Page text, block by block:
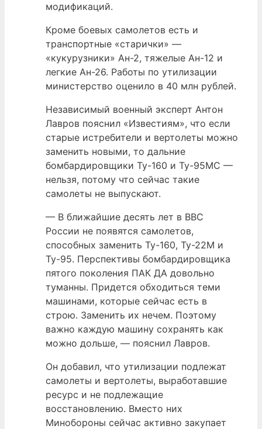
модификаций.
Кроме боевых самолетов есть и
транспортные «старички» —
«кукурузники» Ан-2, тяжелые Ан-12 и
легкие Ан-26. Работы по утилизации
министерство оценило в 40 млн рублей.
Независимый военный эксперт Антон
Лавров пояснил «Известиям», что если
старые истребители и вертолеты можно
заменить новыми, то дальние
бомбардировщики Ту-160 и Ту-95МС —
нельзя, потому что сейчас такие
самолеты не выпускают.
— В ближайшие десять лет в ВВС
России не появятся самолетов,
способных заменить Ту-160, Ту-22М и
Ту-95. Перспективы бомбардировщика
пятого поколения ПАК ДА довольно
туманны. Придется обходиться теми
машинами, которые сейчас есть в
строю. Заменить их нечем. Поэтому
важно каждую машину сохранять как
можно дольше, — пояснил Лавров.
Он добавил, что утилизации подлежат
самолеты и вертолеты, выработавшие
ресурс и не подлежащие
восстановлению. Вместо них
Минобороны сейчас активно закупает